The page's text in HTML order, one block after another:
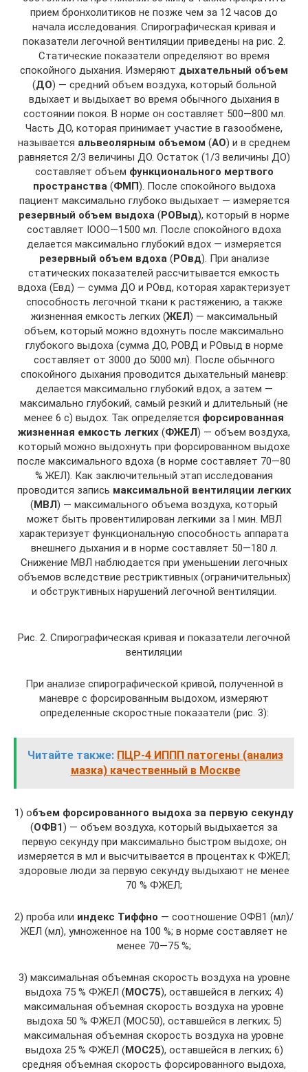
прием бронхолитиков не позже чем за 12 часов до
начала исследования. Спирографическая кривая и
показатели легочной вентиляции приведены на рис. 2.
Статические показатели определяют во время
спокойного дыхания. Измеряют дыхательный объем
(ДО) — средний объем воздуха, который больной
вдыхает и выдыхает во время обычного дыхания в
состоянии покоя. В норме он составляет 500—800 мл.
Часть ДО, которая принимает участие в газообмене,
называется альвеолярным объемом (АО) и в среднем
равняется 2/3 величины ДО. Остаток (1/3 величины ДО)
составляет объем функционального мертвого
пространства(ФМП). После спокойного выдоха
пациент максимально глубоко выдыхает — измеряется
резервный объем выдоха (РОВыд), который в норме
составляет IООО—1500 мл. После спокойного вдоха
делается максимально глубокий вдох — измеряется
резервный объем вдоха(РОвд). При анализе
статических показателей рассчитывается емкость
вдоха (Евд) — сумма ДО и РОвд, которая характеризует
способность легочной ткани к растяжению, а также
жизненная емкость легких (ЖЕЛ) — максимальный
объем, который можно вдохнуть после максимально
глубокого выдоха (сумма ДО, РОВД и РОвыд в норме
составляет от 3000 до 5000 мл). После обычного
спокойного дыхания проводится дыхательный маневр:
делается максимально глубокий вдох, а затем —
максимально глубокий, самый резкий и длительный (не
менее 6 с) выдох. Так определяется форсированная
жизненная емкость легких (ФЖЕЛ) — объем воздуха,
который можно выдохнуть при форсированном выдохе
после максимального вдоха (в норме составляет 70—80
% ЖЕЛ). Как заключительный этап исследования
проводится запись максимальной вентиляции легких
(МВЛ) — максимального объема воздуха, который
может быть провентилирован легкими за I мин. МВЛ
характеризует функциональную способность аппарата
внешнего дыхания и в норме составляет 50—180 л.
Снижение МВЛ наблюдается при уменьшении легочных
объемов вследствие рестриктивных (ограничительных)
и обструктивных нарушений легочной вентиляции.
Рис. 2. Спирографическая кривая и показатели легочной
вентиляции
При анализе спирографической кривой, полученной в
маневре с форсированным выдохом, измеряют
определенные скоростные показатели (рис. 3):
Читайте также: ПЦР-4 ИППП патогены (анализ
мазка) качественный в Москве
1) объем форсированного выдоха за первую секунду
(ОФВ1) — объем воздуха, который выдыхается за
первую секунду при максимально быстром выдохе; он
измеряется в мл и высчитывается в процентах к ФЖЕЛ;
здоровые люди за первую секунду выдыхают не менее
70 % ФЖЕЛ;
2) проба или индекс Тиффно — соотношение ОФВ1 (мл)/
ЖЕЛ (мл), умноженное на 100 %; в норме составляет не
менее 70—75 %;
3) максимальная объемная скорость воздуха на уровне
выдоха 75 % ФЖЕЛ (МОС75), оставшейся в легких; 4)
максимальная объемная скорость воздуха на уровне
выдоха 50 % ФЖЕЛ (МОС50), оставшейся в легких; 5)
максимальная объемная скорость воздуха на уровне
выдоха 25 % ФЖЕЛ (МОС25), оставшейся в легких; 6)
средняя объемная скорость форсированного выдоха,